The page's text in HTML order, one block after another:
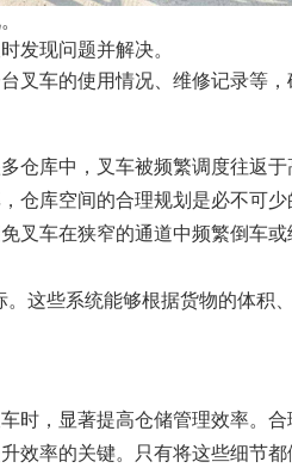
发现问题并解决。
叉车的使用情况、维修记录等，
仓库中，叉车被频繁调度往返
仓库空间的合理规划是必不可少
叉车在狭窄的通道中频繁倒车
这些系统能够根据货物的体积
时，显著提高仓储管理效率。
效率的关键。只有将这些细节都